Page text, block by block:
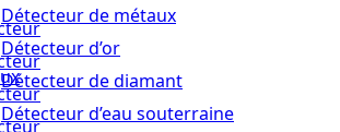
Détecteur de métaux
Détecteur d’or
Détecteur de diamant
Détecteur d’eau souterraine